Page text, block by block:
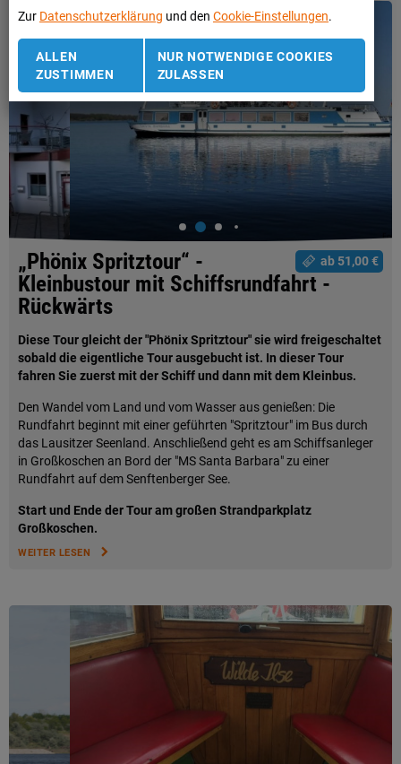
Zur Datenschutzerklärung und den Cookie-Einstellungen.
ALLEN
ZUSTIMMEN
NUR NOTWENDIGE COOKIES
ZULASSEN
ab 51,00 €
„Phönix Spritztour“ -
Kleinbustour mit Schiffsrundfahrt -
Rückwärts
Diese Tour gleicht der "Phönix Spritztour" sie wird freigeschaltet
sobald die eigentliche Tour ausgebucht ist. In dieser Tour
fahren Sie zuerst mit der Schiff und dann mit dem Kleinbus.
Den Wandel vom Land und vom Wasser aus genießen: Die
Rundfahrt beginnt mit einer geführten "Spritztour" im Bus durch
das Lausitzer Seenland. Anschließend geht es am Schiffsanleger
in Großkoschen an Bord der "MS Santa Barbara" zu einer
Rundfahrt auf dem Senftenberger See.
Start und Ende der Tour am großen Strandparkplatz
Großkoschen.
WEITER LESEN